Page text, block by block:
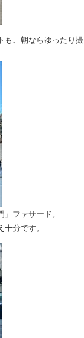
も、朝ならゆったり撮
ファサード。
分です。